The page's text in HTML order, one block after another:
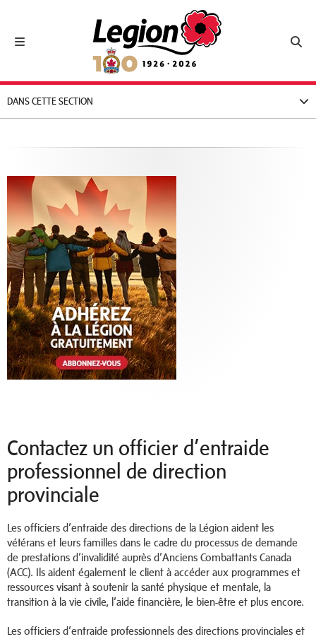
Toggle navigation
Royal Canadian Legion
DANS CETTE SECTION
Contactez un officier d’entraide
professionnel de direction
provinciale
Les officiers d’entraide des directions de la Légion aident les
vétérans et leurs familles dans le cadre du processus de demande
de prestations d’invalidité auprès d’Anciens Combattants Canada
(ACC). Ils aident également le client à accéder aux programmes et
ressources visant à soutenir la santé physique et mentale, la
transition à la vie civile, l’aide financière, le bien-être et plus encore.
Les officiers d’entraide professionnels des directions provinciales et